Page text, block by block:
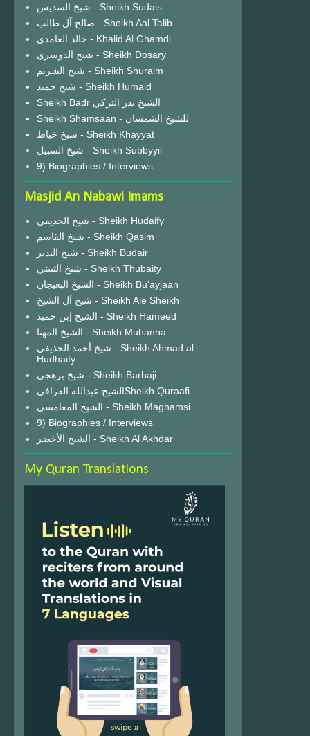
شيخ السديس - Sheikh Sudais
صالح آل طالب - Sheikh Aal Talib
خالد الغامدي - Khalid Al Ghamdi
شيخ الدوسري - Sheikh Dosary
شيخ الشريم - Sheikh Shuraim
شيخ حميد - Sheikh Humaid
Sheikh Badr الشيخ بدر التركي
Sheikh Shamsaan - للشيخ الشمسان
شيخ خياط - Sheikh Khayyat
شيخ السبيل - Sheikh Subbyyil
9) Biographies / Interviews
Masjid An Nabawi Imams
شيخ الحذيفي - Sheikh Hudaify
شيخ القاسم - Sheikh Qasim
شيخ البدير - Sheikh Budair
شيخ الثبيتي - Sheikh Thubaity
الشيخ البعيجان - Sheikh Bu'ayjaan
شيخ آل الشيخ - Sheikh Ale Sheikh
الشيخ إبن حميد - Sheikh Hameed
الشيخ المهنا - Sheikh Muhanna
شيخ أحمد الحذيفي - Sheikh Ahmad al
Hudhaify
شيخ برهجي - Sheikh Barhaji
الشيخ عبدالله القرافيSheikh Quraafi
الشيخ المغامسي - Sheikh Maghamsi
9) Biographies / Interviews
الشيخ الأخضر - Sheikh Al Akhdar
My Quran Translations